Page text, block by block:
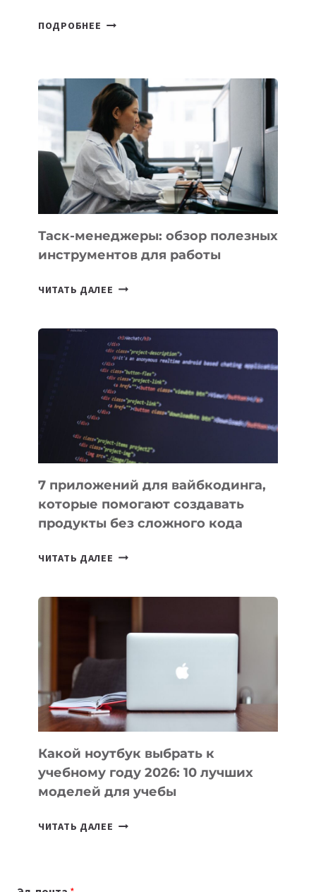
ПОДРОБНЕЕ
НОВЫЕ
ПРЕДМЕТЫ
ПО
ИСКУССТВЕННОМУ
ИНТЕЛЛЕКТУ
Таск-менеджеры: обзор полезных
инструментов для работы
ЧИТАТЬ ДАЛЕЕ ТАСК-
ПОЛЕЗНЫХ
ИНСТРУМЕНТОВ
ДЛЯ
РАБОТЫ
7 приложений для вайбкодинга,
которые помогают создавать
продукты без сложного кода
ЧИТАТЬ ДАЛЕЕ 7
ПОМОГАЮТ
СОЗДАВАТЬ
БЕЗ
СЛОЖНОГО
КОДА
Какой ноутбук выбрать к
учебному году 2026: 10 лучших
моделей для учебы
ЧИТАТЬ ДАЛЕЕ КАКОЙ